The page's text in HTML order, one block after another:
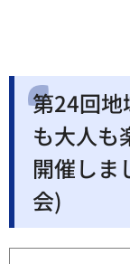
第24回地
も大人も
開催しま
会)